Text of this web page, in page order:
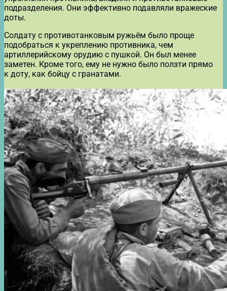
подразделения. Они эффективно подавляли вражеские
доты.
Солдату с противотанковым ружьём было проще
подобраться к укреплению противника, чем
артиллерийскому орудию с пушкой. Он был менее
заметен. Кроме того, ему не нужно было ползти прямо
к доту, как бойцу с гранатами.